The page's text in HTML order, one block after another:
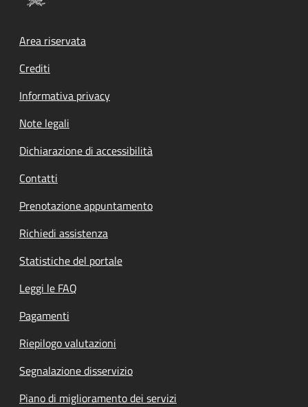
Footer menu
Area riservata
Crediti
Informativa privacy
Note legali
Dichiarazione di accessibilità
Contatti
Prenotazione appuntamento
Richiedi assistenza
Statistiche del portale
Leggi le FAQ
Pagamenti
Riepilogo valutazioni
Segnalazione disservizio
Piano di miglioramento dei servizi